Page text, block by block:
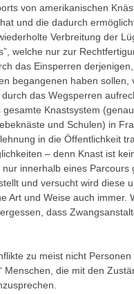
von amerikanischen
und die dadurch
Verbreitung der
welche nur zur
das Einsperren
begangenen haben sollen,
das Wegsperren
Knastsystem
und Schulen) in
in die Öffentlichkeit
– denn Knast ist
innerhalb eines Parcours
und versucht wird diese
Art und Weise auch immer.
dass
zu meist nicht
Menschen, die mit den